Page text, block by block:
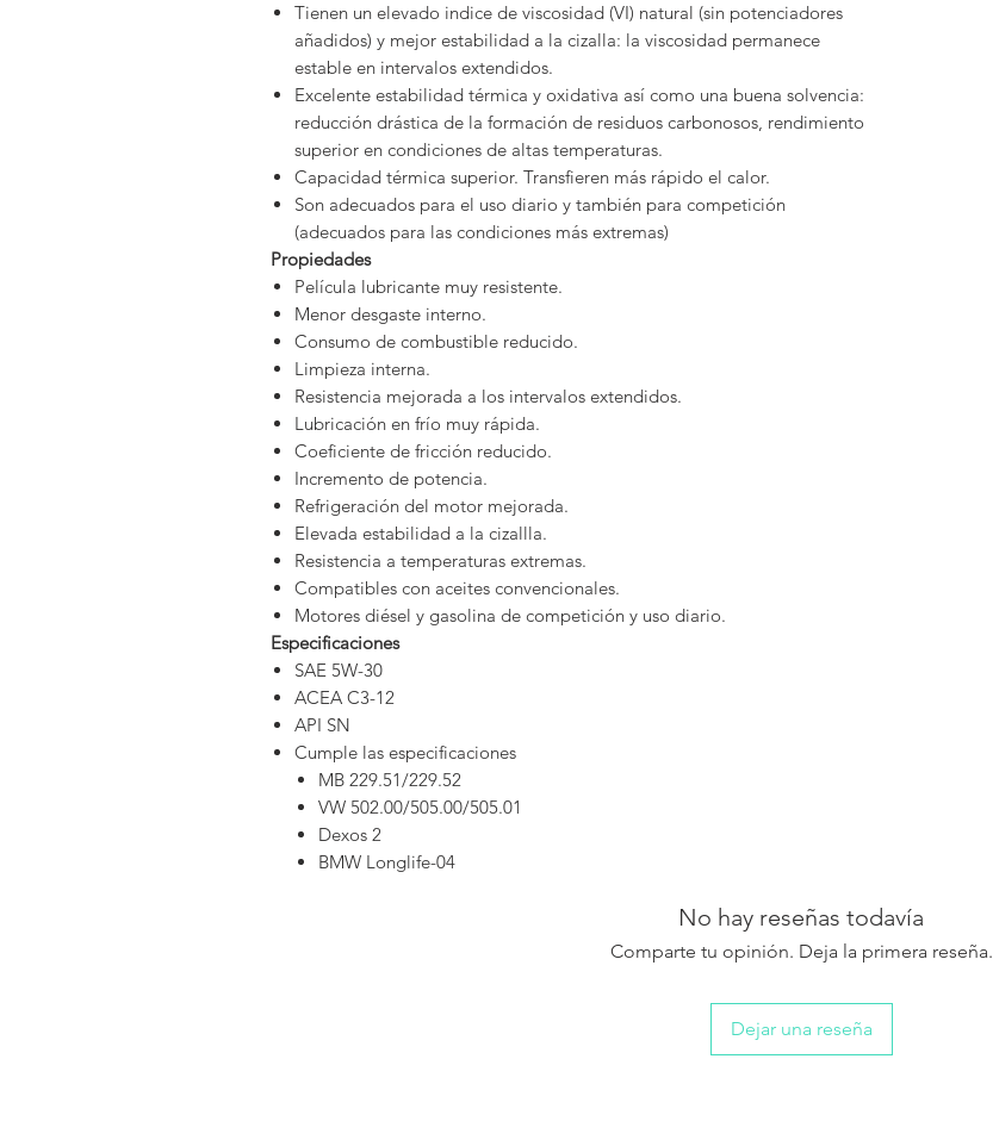
Tienen un elevado indice de viscosidad (VI) natural (sin potenciadores
añadidos) y mejor estabilidad a la cizalla: la viscosidad permanece
estable en intervalos extendidos.
Excelente estabilidad térmica y oxidativa así como una buena solvencia:
reducción drástica de la formación de residuos carbonosos, rendimiento
superior en condiciones de altas temperaturas.
Capacidad térmica superior. Transfieren más rápido el calor.
Son adecuados para el uso diario y también para competición
(adecuados para las condiciones más extremas)
Propiedades
Película lubricante muy resistente.
Menor desgaste interno.
Consumo de combustible reducido.
Limpieza interna.
Resistencia mejorada a los intervalos extendidos.
Lubricación en frío muy rápida.
Coeficiente de fricción reducido.
Incremento de potencia.
Refrigeración del motor mejorada.
Elevada estabilidad a la cizallla.
Resistencia a temperaturas extremas.
Compatibles con aceites convencionales.
Motores diésel y gasolina de competición y uso diario.
Especificaciones
SAE 5W-30
ACEA C3-12
API SN
Cumple las especificaciones
MB 229.51/229.52
VW 502.00/505.00/505.01
Dexos 2
BMW Longlife-04
No hay reseñas todavía
Comparte tu opinión. Deja la primera reseña.
Dejar una reseña